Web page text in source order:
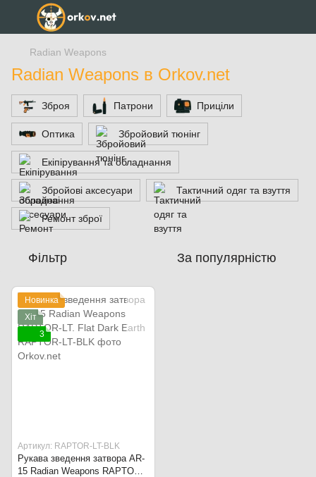
Radian Weapons
Radian Weapons в Orkov.net
Зброя Патрони Приціли
Оптика Збройовий тюнінг
Екіпірування та обладнання
Збройові аксесуари Тактичний одяг та взуття
Ремонт зброї
Фільтр За популярністю
Новинка
Хіт
3
Артикул: RAPTOR-LT-BLK
Рукава зведення затвора AR-
15 Radian Weapons RAPTOR-